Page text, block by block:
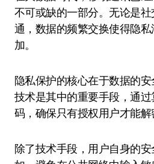
不可或缺的一部分。无论是
通，数据的频繁交换使得隐
加。
隐私保护的核心在于数据的
技术是其中的重要手段，通
码，确保只有授权用户才能解
除了技术手段，用户自身的